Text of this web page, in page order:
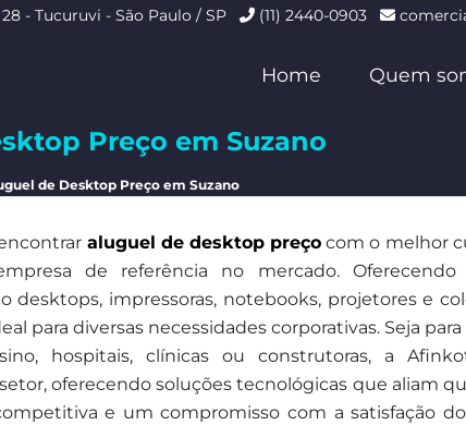
- Tucuruvi - São Paulo / SP (11) 2440-0903
Home Quem
Preço em Suzano
de Desktop Preço em Suzano
aluguel de desktop preço com o melhor
de referência no mercado.
desktops, impressoras, notebooks, projetores e
para diversas necessidades corporativas. Seja
hospitais, clínicas ou construtoras, a
oferecendo soluções tecnológicas que aliam
e um compromisso com a satisfação